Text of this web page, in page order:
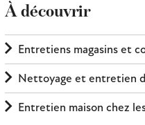
À découvrir
Entretiens magasins et
Nettoyage et entretien
Entretien maison chez